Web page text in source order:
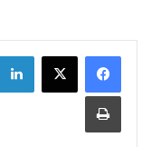
طباعة